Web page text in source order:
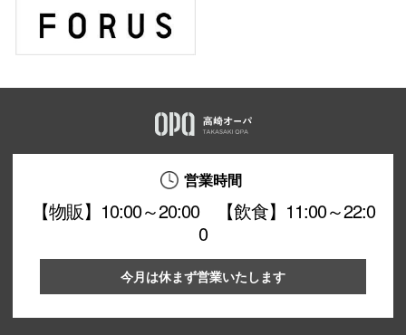
営業時間
【物販】10:00～20:00 【飲食】11:00～22:0
0
今月は休まず営業いたします